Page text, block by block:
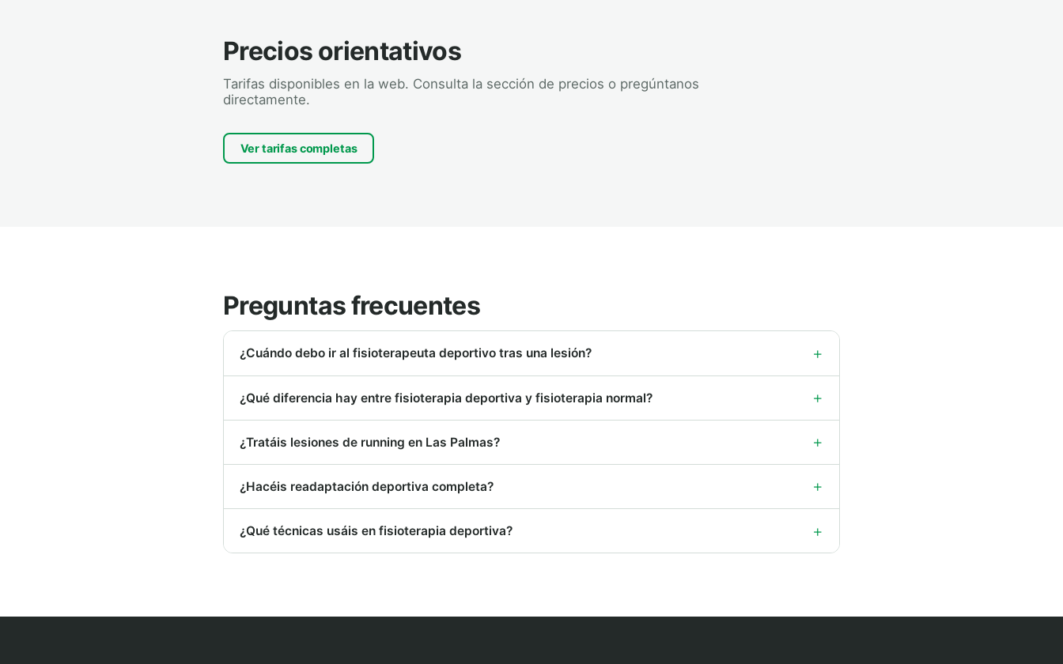
Precios orientativos
Tarifas disponibles en la web. Consulta la sección de precios o pregúntanos
directamente.
Ver tarifas completas
Preguntas frecuentes
¿Cuándo debo ir al fisioterapeuta deportivo tras una lesión?
¿Qué diferencia hay entre fisioterapia deportiva y fisioterapia normal?
¿Tratáis lesiones de running en Las Palmas?
¿Hacéis readaptación deportiva completa?
¿Qué técnicas usáis en fisioterapia deportiva?